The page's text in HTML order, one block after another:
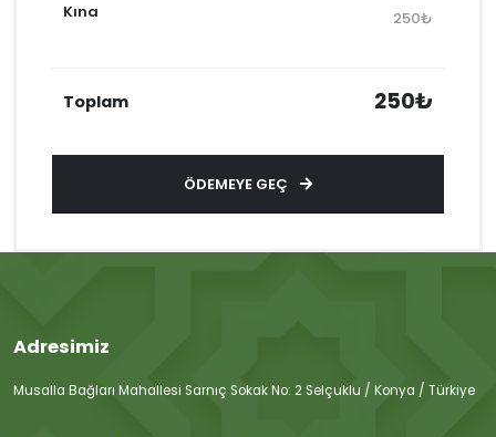
Kına 250₺
Toplam 250₺
ÖDEMEYE GEÇ
Adresimiz
Musalla Bağları Mahallesi Sarnıç Sokak No: 2 Selçuklu / Konya / Türkiye